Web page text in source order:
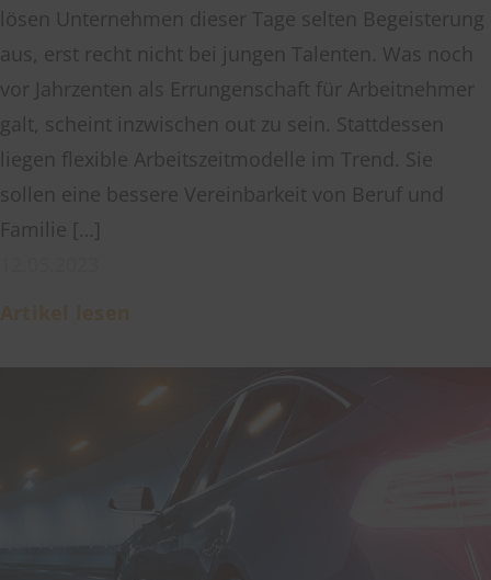
lösen Unternehmen dieser Tage selten Begeisterung
aus, erst recht nicht bei jungen Talenten. Was noch
vor Jahrzenten als Errungenschaft für Arbeitnehmer
galt, scheint inzwischen out zu sein. Stattdessen
liegen flexible Arbeitszeitmodelle im Trend. Sie
sollen eine bessere Vereinbarkeit von Beruf und
Familie […]